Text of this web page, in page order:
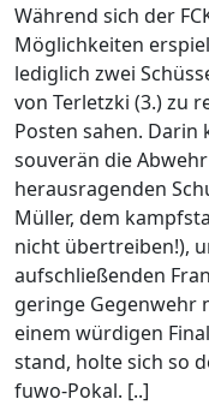
Während sich der
Möglichkeiten
lediglich zwei
von Terletzki (3.) zu
Posten sahen.
souverän die
herausragenden
Müller, dem
nicht übertreiben!),
aufschließenden
geringe Gegenwehr
einem würdigen
stand, holte sich so
fuwo-Pokal. [..]